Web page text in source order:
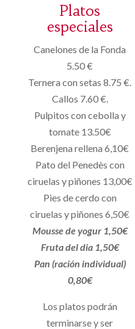
Platos
especiales
Canelones de la Fonda
5.50 €
Ternera con setas 8.75 €.
Callos 7.60 €.
Pulpitos con cebolla y
tomate 13.50€
Berenjena rellena 6,10€
Pato del Penedès con
ciruelas y piñones 13,00€
Pies de cerdo con
ciruelas y piñones 6,50€
Mousse de yogur 1,50€
Fruta del dia 1,50€
Pan (ración individual)
0,80€
Los platos podrán
terminarse y ser